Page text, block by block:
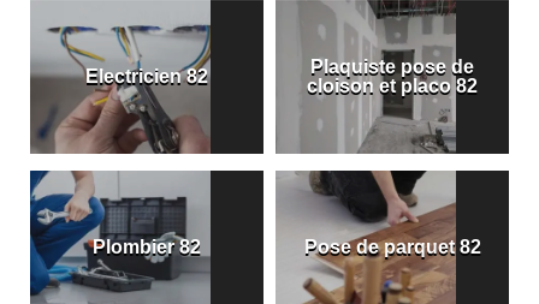
Electricien 82
Plaquiste pose de
cloison et placo 82
Plombier 82 Pose de parquet 82